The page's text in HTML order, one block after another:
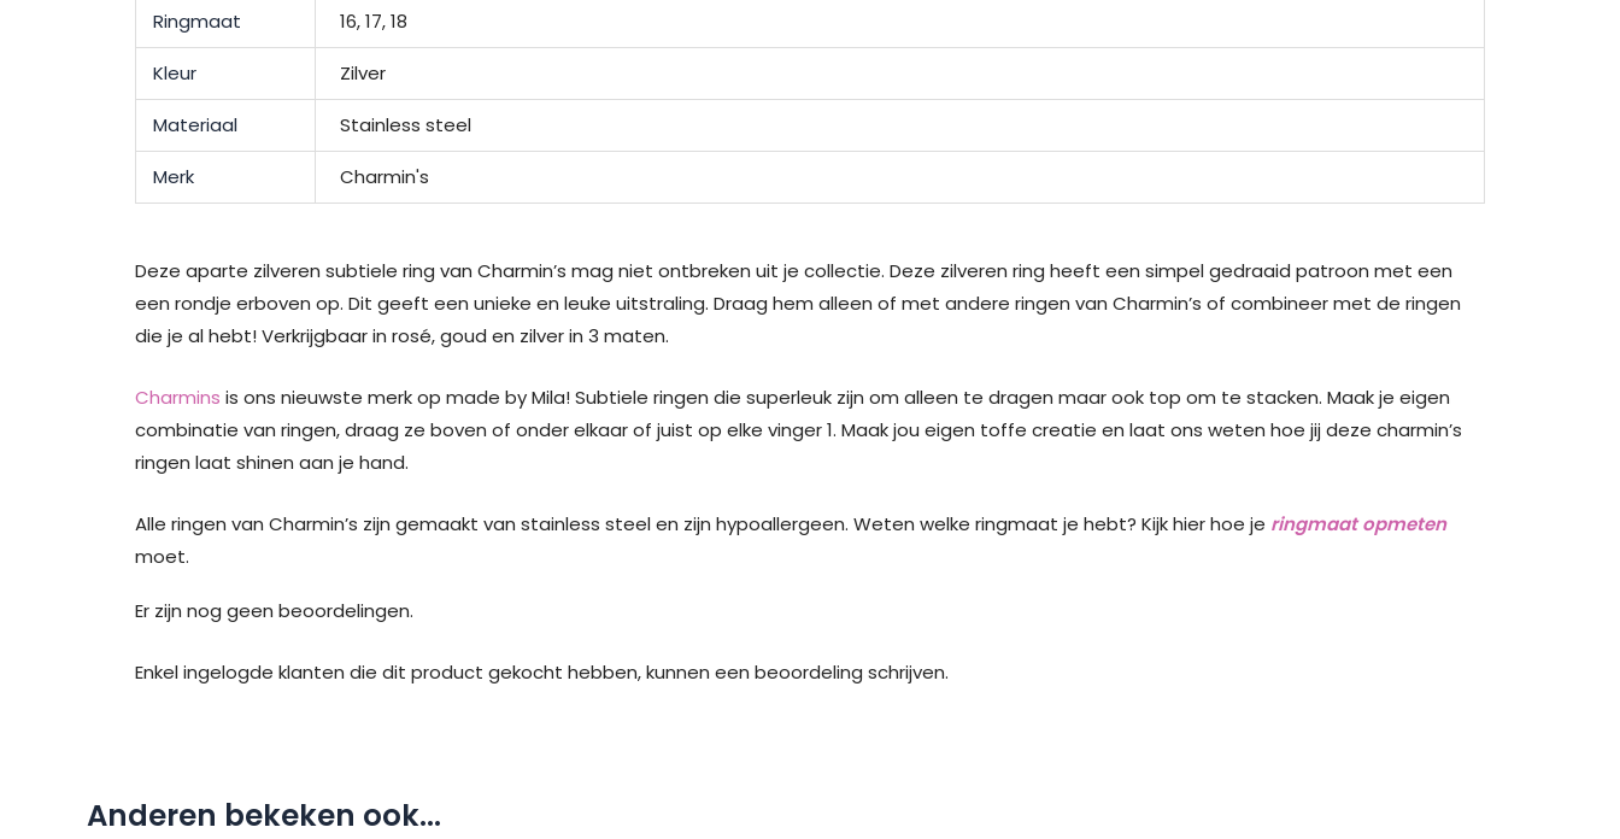
Ringmaat 16, 17, 18
Kleur Zilver
Materiaal Stainless steel
Merk Charmin's
Deze aparte zilveren subtiele ring van Charmin’s mag niet ontbreken uit je collectie. Deze zilveren ring heeft een simpel gedraaid patroon met een
een rondje erboven op. Dit geeft een unieke en leuke uitstraling. Draag hem alleen of met andere ringen van Charmin’s of combineer met de ringen
die je al hebt! Verkrijgbaar in rosé, goud en zilver in 3 maten.
Charmins is ons nieuwste merk op made by Mila! Subtiele ringen die superleuk zijn om alleen te dragen maar ook top om te stacken. Maak je eigen
combinatie van ringen, draag ze boven of onder elkaar of juist op elke vinger 1. Maak jou eigen toffe creatie en laat ons weten hoe jij deze charmin’s
ringen laat shinen aan je hand.
Alle ringen van Charmin’s zijn gemaakt van stainless steel en zijn hypoallergeen. Weten welke ringmaat je hebt? Kijk hier hoe je ringmaat opmeten
moet.
Er zijn nog geen beoordelingen.
Enkel ingelogde klanten die dit product gekocht hebben, kunnen een beoordeling schrijven.
Anderen bekeken ook...